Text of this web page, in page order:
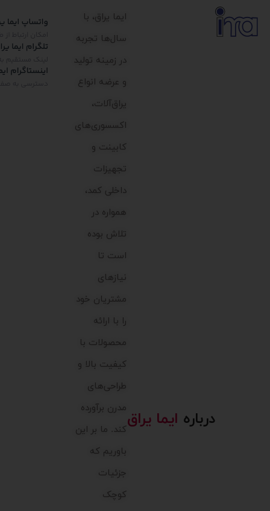
درباره ایما یراق
ایما یراق، با
سال‌ها تجربه
در زمینه تولید
و عرضه انواع
یراق‌آلات،
اکسسوری‌های
کابینت و
تجهیزات
داخلی کمد،
همواره در
تلاش بوده
است تا
نیازهای
مشتریان خود
را با ارائه
محصولات با
کیفیت بالا و
طراحی‌های
مدرن برآورده
کند. ما بر این
باوریم که
جزئیات
کوچک